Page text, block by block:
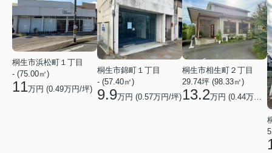
桐生市浜松町１丁目
- (75.00㎡)
11万円 (0.49万円/坪)
桐生市錦町１丁目
- (57.40㎡)
9.9万円 (0.57万円/坪)
桐生市相生町２丁目
29.74坪 (98.33㎡)
13.2万円 (0.44万円/坪)